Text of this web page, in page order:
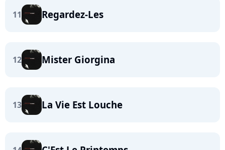
11 Regardez-Les
12 Mister Giorgina
13 La Vie Est Louche